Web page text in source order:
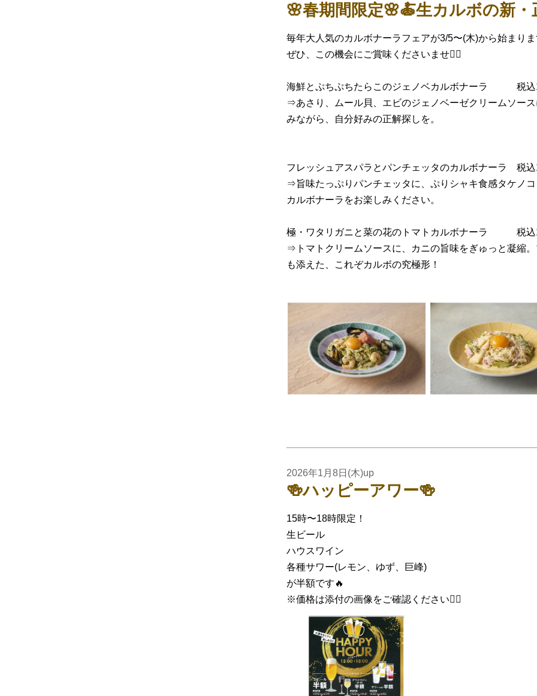
🌸春期間限定🌸🍝生カルボの新・
毎年大人気のカルボナーラフェアが3/5〜(木)から始まりま
ぜひ、この機会にご賞味くださいませ❤️‍🔥
海鮮とぷちぷちたらこのジェノベカルボナーラ 税込
⇒あさり、ムール貝、エビのジェノベーゼクリームソー
みながら、自分好みの正解探しを。
フレッシュアスパラとパンチェッタのカルボナーラ 税込
⇒旨味たっぷりパンチェッタに、ぷりシャキ食感タケノ
カルボナーラをお楽しみください。
極・ワタリガニと菜の花のトマトカルボナーラ 税込
⇒トマトクリームソースに、カニの旨味をぎゅっと凝縮
も添えた、これぞカルボの究極形！
2026年1月8日(木)up
🍻ハッピーアワー🍻
15時〜18時限定！
生ビール
ハウスワイン
各種サワー(レモン、ゆず、巨峰)
が半額です🔥
※価格は添付の画像をご確認ください🙇‍♂️